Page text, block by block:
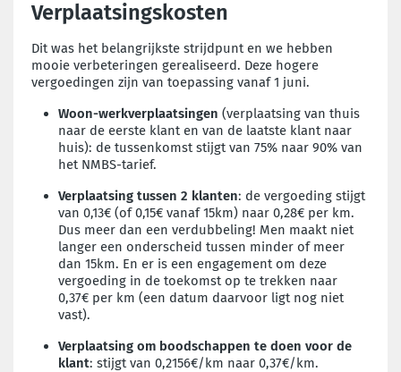
Verplaatsingskosten
Dit was het belangrijkste strijdpunt en we hebben
mooie verbeteringen gerealiseerd. Deze hogere
vergoedingen zijn van toepassing vanaf 1 juni.
Woon-werkverplaatsingen (verplaatsing van thuis
naar de eerste klant en van de laatste klant naar
huis): de tussenkomst stijgt van 75% naar 90% van
het NMBS-tarief.
Verplaatsing tussen 2 klanten: de vergoeding stijgt
van 0,13€ (of 0,15€ vanaf 15km) naar 0,28€ per km.
Dus meer dan een verdubbeling! Men maakt niet
langer een onderscheid tussen minder of meer
dan 15km. En er is een engagement om deze
vergoeding in de toekomst op te trekken naar
0,37€ per km (een datum daarvoor ligt nog niet
vast).
Verplaatsing om boodschappen te doen voor de
klant: stijgt van 0,2156€/km naar 0,37€/km.